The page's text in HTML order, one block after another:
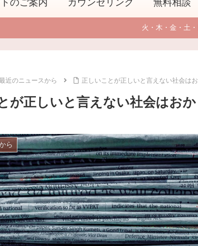
のご案内 カウンセリング 無料相談
火・木・金・土
近のニュースから 正しいことが正しいと言えない社会は
が正しいと言えない社会はお
ら